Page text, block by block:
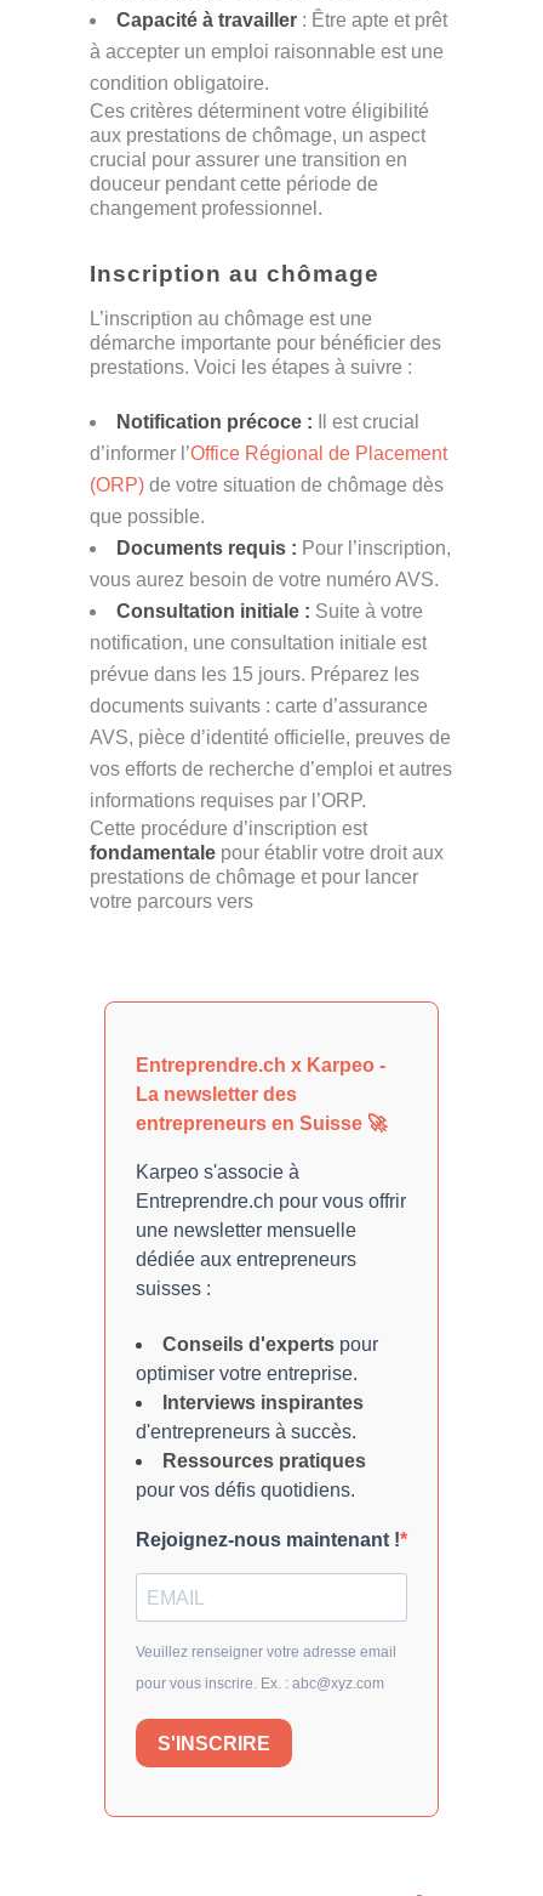
Capacité à travailler : Être apte et prêt
à accepter un emploi raisonnable est une
condition obligatoire​​.
Ces critères déterminent votre éligibilité
aux prestations de chômage, un aspect
crucial pour assurer une transition en
douceur pendant cette période de
changement professionnel.
Inscription au chômage
L’inscription au chômage est une
démarche importante pour bénéficier des
prestations. Voici les étapes à suivre :
Notification précoce : Il est crucial
d’informer l’Office Régional de Placement
(ORP) de votre situation de chômage dès
que possible.
Documents requis : Pour l’inscription,
vous aurez besoin de votre numéro AVS​​.
Consultation initiale : Suite à votre
notification, une consultation initiale est
prévue dans les 15 jours. Préparez les
documents suivants : carte d’assurance
AVS, pièce d’identité officielle, preuves de
vos efforts de recherche d’emploi et autres
informations requises par l’ORP​​.
Cette procédure d’inscription est
fondamentale pour établir votre droit aux
prestations de chômage et pour lancer
votre parcours vers
Entreprendre.ch x Karpeo -
La newsletter des
entrepreneurs en Suisse 🚀
Karpeo s'associe à
Entreprendre.ch pour vous offrir
une newsletter mensuelle
dédiée aux entrepreneurs
suisses :
Conseils d'experts pour
optimiser votre entreprise.
Interviews inspirantes
d'entrepreneurs à succès.
Ressources pratiques
pour vos défis quotidiens.
Rejoignez-nous maintenant !
Veuillez renseigner votre adresse email
pour vous inscrire. Ex. : abc@xyz.com
S'INSCRIRE